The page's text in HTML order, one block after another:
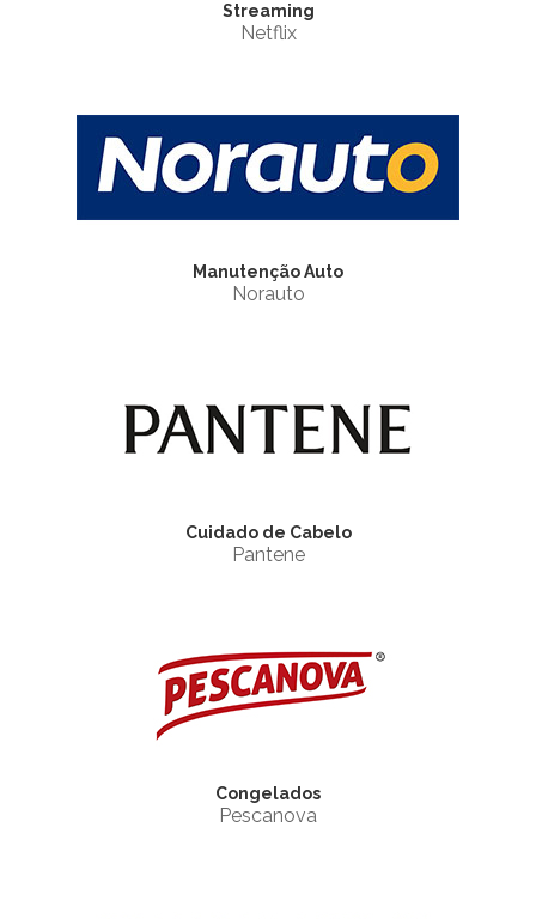
Streaming
Netflix
Manutenção Auto
Norauto
Cuidado de Cabelo
Pantene
Congelados
Pescanova